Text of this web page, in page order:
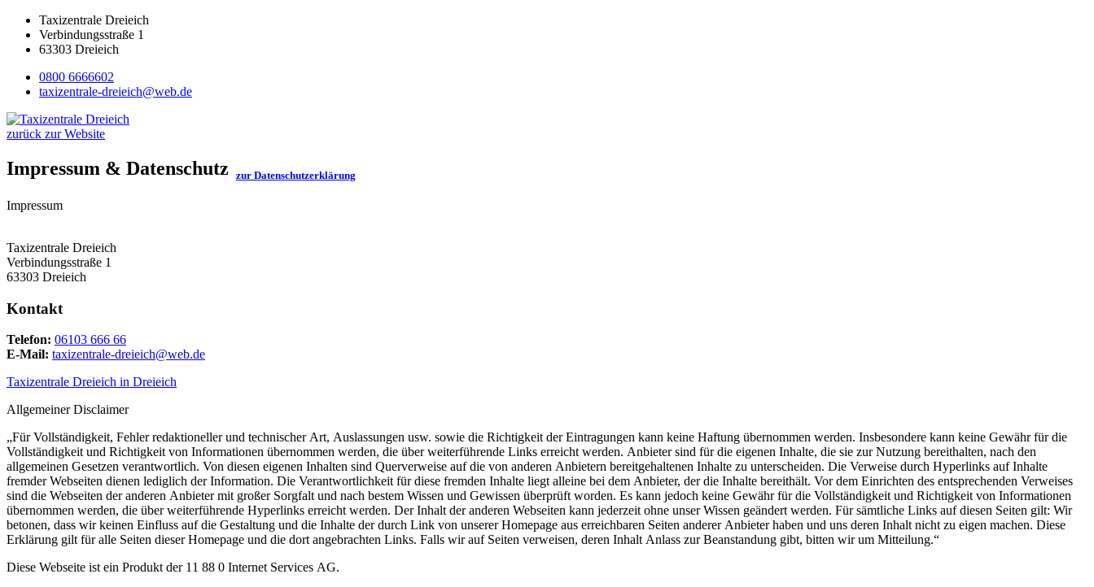
Taxizentrale Dreieich
Verbindungsstraße 1
63303 Dreieich
0800 6666602
taxizentrale-dreieich@web.de
zurück zur Website
Impressum & Datenschutz zur Datenschutzerklärung
Impressum
Taxizentrale Dreieich
Verbindungsstraße 1
63303 Dreieich
Kontakt
Telefon: 06103 666 66
E-Mail: taxizentrale-dreieich@web.de
Taxizentrale Dreieich in Dreieich
Allgemeiner Disclaimer
„Für Vollständigkeit, Fehler redaktioneller und technischer Art, Auslassungen usw. sowie die Richtigkeit der Eintragungen kann keine Haftung übernommen werden. Insbesondere kann keine Gewähr für die
Vollständigkeit und Richtigkeit von Informationen übernommen werden, die über weiterführende Links erreicht werden. Anbieter sind für die eigenen Inhalte, die sie zur Nutzung bereithalten, nach den
allgemeinen Gesetzen verantwortlich. Von diesen eigenen Inhalten sind Querverweise auf die von anderen Anbietern bereitgehaltenen Inhalte zu unterscheiden. Die Verweise durch Hyperlinks auf Inhalte
fremder Webseiten dienen lediglich der Information. Die Verantwortlichkeit für diese fremden Inhalte liegt alleine bei dem Anbieter, der die Inhalte bereithält. Vor dem Einrichten des entsprechenden Verweises
sind die Webseiten der anderen Anbieter mit großer Sorgfalt und nach bestem Wissen und Gewissen überprüft worden. Es kann jedoch keine Gewähr für die Vollständigkeit und Richtigkeit von Informationen
übernommen werden, die über weiterführende Hyperlinks erreicht werden. Der Inhalt der anderen Webseiten kann jederzeit ohne unser Wissen geändert werden. Für sämtliche Links auf diesen Seiten gilt: Wir
betonen, dass wir keinen Einfluss auf die Gestaltung und die Inhalte der durch Link von unserer Homepage aus erreichbaren Seiten anderer Anbieter haben und uns deren Inhalt nicht zu eigen machen. Diese
Erklärung gilt für alle Seiten dieser Homepage und die dort angebrachten Links. Falls wir auf Seiten verweisen, deren Inhalt Anlass zur Beanstandung gibt, bitten wir um Mitteilung.“
Diese Webseite ist ein Produkt der 11 88 0 Internet Services AG.